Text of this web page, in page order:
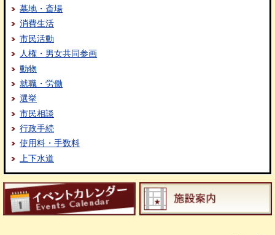
墓地・斎場
消費生活
市民活動
人権・男女共同参画
動物
就職・労働
選挙
市民相談
行政手続
使用料・手数料
上下水道